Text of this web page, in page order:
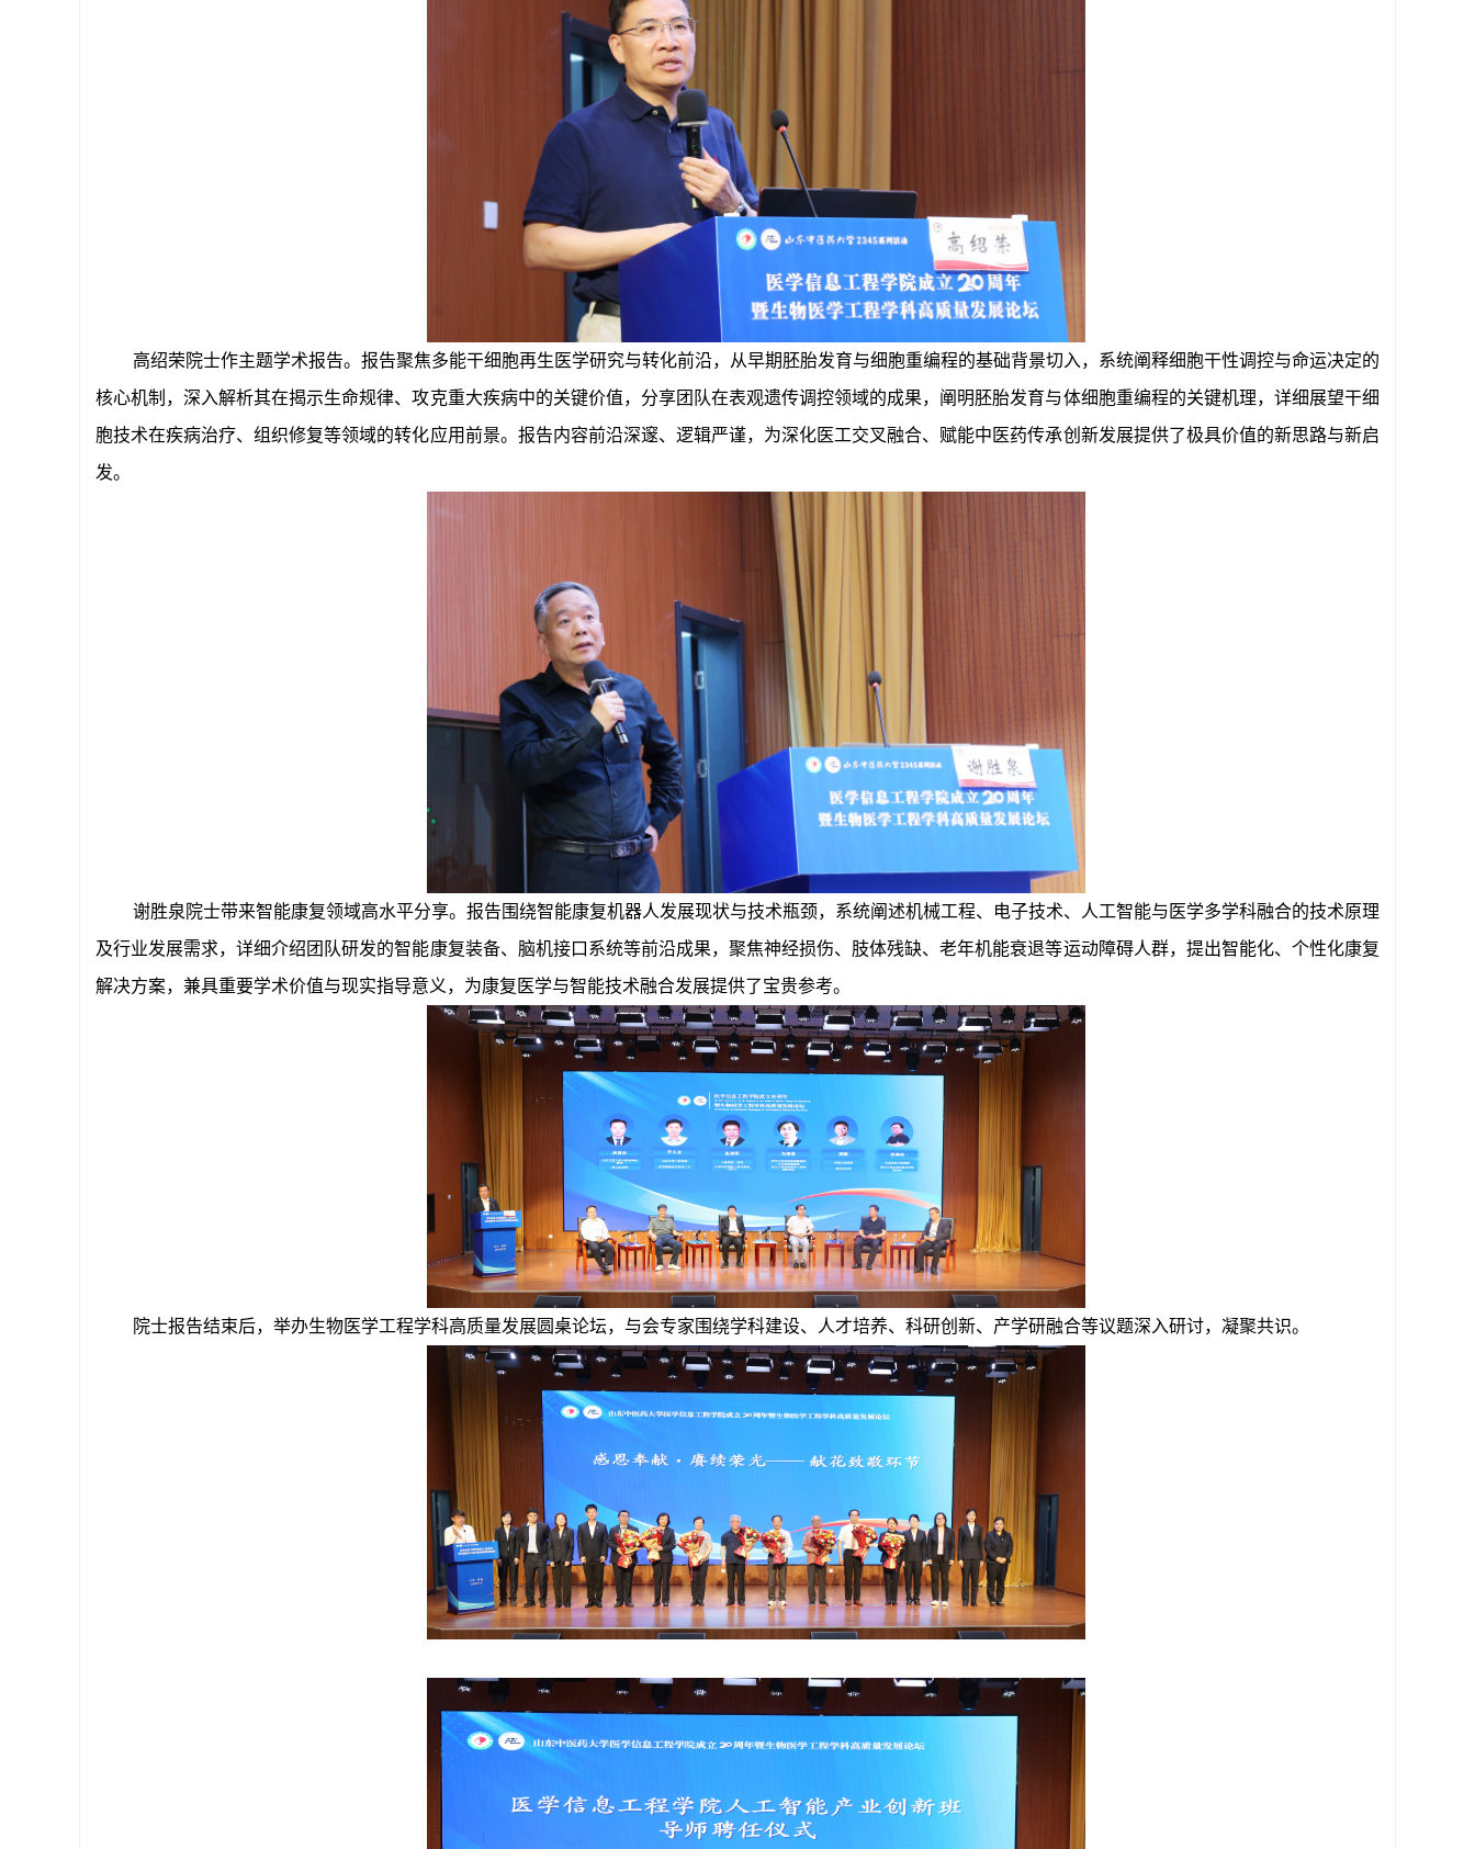
高绍荣院士作主题学术报告。报告聚焦多能干细胞再生医学研究与转化前沿，从早期胚胎发育与细胞重编程的基础背景切入，系统阐释细胞干性调控与命运决定的
核心机制，深入解析其在揭示生命规律、攻克重大疾病中的关键价值，分享团队在表观遗传调控领域的成果，阐明胚胎发育与体细胞重编程的关键机理，详细展望干细
胞技术在疾病治疗、组织修复等领域的转化应用前景。报告内容前沿深邃、逻辑严谨，为深化医工交叉融合、赋能中医药传承创新发展提供了极具价值的新思路与新启
发。
谢胜泉院士带来智能康复领域高水平分享。报告围绕智能康复机器人发展现状与技术瓶颈，系统阐述机械工程、电子技术、人工智能与医学多学科融合的技术原理
及行业发展需求，详细介绍团队研发的智能康复装备、脑机接口系统等前沿成果，聚焦神经损伤、肢体残缺、老年机能衰退等运动障碍人群，提出智能化、个性化康复
解决方案，兼具重要学术价值与现实指导意义，为康复医学与智能技术融合发展提供了宝贵参考。
院士报告结束后，举办生物医学工程学科高质量发展圆桌论坛，与会专家围绕学科建设、人才培养、科研创新、产学研融合等议题深入研讨，凝聚共识。